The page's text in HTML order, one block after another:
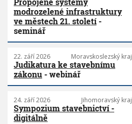
modrozelené infrastruktury
ve městech 21. století-
seminář
22. září 2026 Moravskoslezský kraj
Judikatura ke stavebnímu
zákonu - webinář
24. září 2026 Jihomoravský kraj
Sympozium stavebnictví -
digitálně